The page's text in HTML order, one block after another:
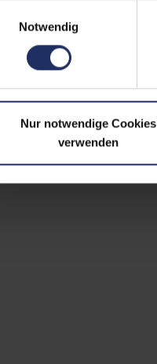
Notwendig
Nur notwendige Cookies
verwenden